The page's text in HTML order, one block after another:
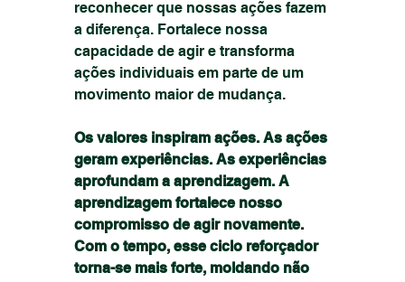
reconhecer que nossas ações fazem
a diferença. Fortalece nossa
capacidade de agir e transforma
ações individuais em parte de um
movimento maior de mudança.
Os valores inspiram ações. As ações
geram experiências. As experiências
aprofundam a aprendizagem. A
aprendizagem fortalece nosso
compromisso de agir novamente.
Com o tempo, esse ciclo reforçador
torna-se mais forte, moldando não